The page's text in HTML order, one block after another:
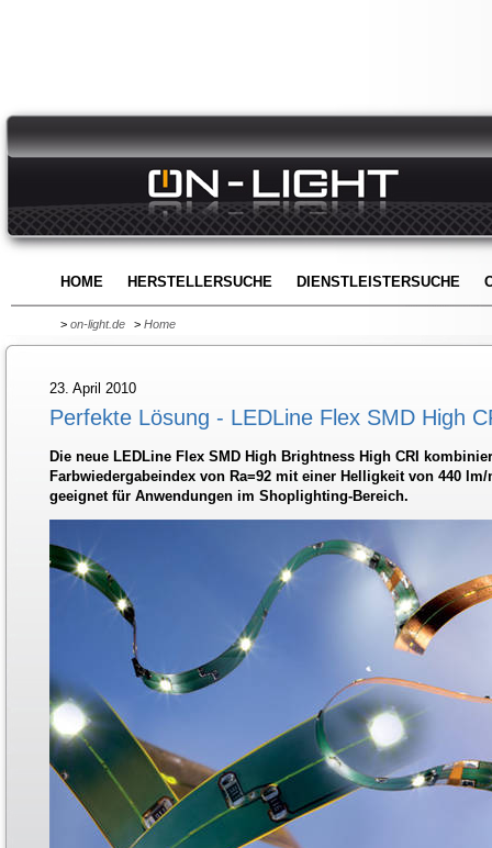
HOME HERSTELLERSUCHE DIENSTLEISTERSUCHE
> on-light.de > Home
23. April 2010
Perfekte Lösung - LEDLine Flex SMD High
Die neue LEDLine Flex SMD High Brightness High CRI
Farbwiedergabeindex von Ra=92 mit einer Helligkeit von 440
geeignet für Anwendungen im Shoplighting-Bereich.